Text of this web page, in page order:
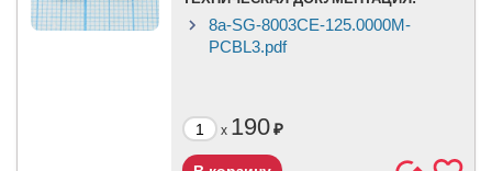
8a-SG-8003CE-125.0000M-
PCBL3.pdf
x 190₽